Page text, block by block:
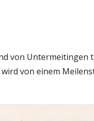
von Untermeitingen
von einem